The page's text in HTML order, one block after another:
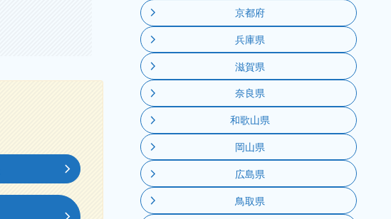
京都府
兵庫県
滋賀県
奈良県
和歌山県
岡山県
広島県
鳥取県